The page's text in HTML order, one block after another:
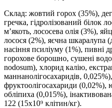
Склад: жовтий горох (35%),
гречка, гідролізований білок
м’якоть, лососева олія (3%),
лосося (2%), яєчна шкаралупа
насіння псиліуму (1%), пивні
горохове борошно, сушені
nodosum), хлорид калію,
маннанолігосахаридів,
фруктоолігосахариди
обліпиха (0,015%),
122 (15x10⁹ клітин/кг).